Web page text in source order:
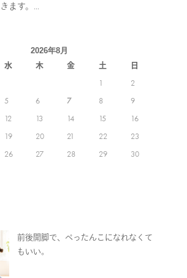
ます。...
2026年8月
水 木 金 土
日
1
2
5 6 7 8
9
12 13 14 15
16
19 20 21 22
23
26 27 28 29
30
前後開脚で、ぺったんこになれなくて
もいい。